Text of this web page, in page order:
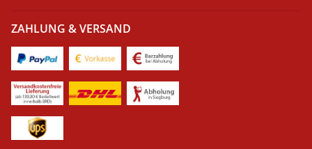
ZAHLUNG & VERSAND